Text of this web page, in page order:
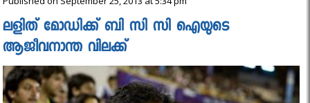
ലളിത് മോഡിക്ക് ബി സി സി ഐയുടെ
ആജീവനാന്ത വിലക്ക്